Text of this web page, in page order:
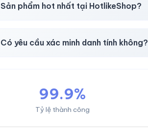
Sản phẩm hot nhất tại HotlikeShop?
Có yêu cầu xác minh danh tính không?
99.9%
Tỷ lệ thành công